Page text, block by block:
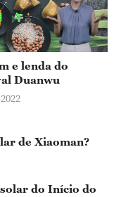
e lenda do
Duanwu
de Xiaoman?
do Início do